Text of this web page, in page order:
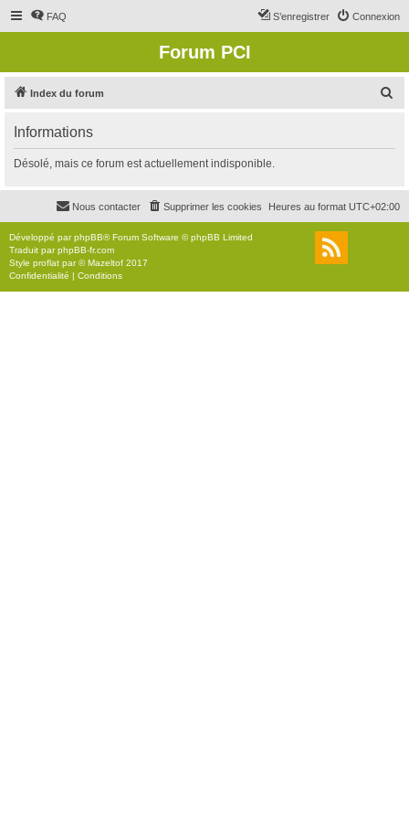
FAQ Connexion
S’enregistrer
Forum PCI
Index du forum
r
c
r
Informations
Désolé, mais ce forum est actuellement indisponible.
Heures au format UTC+02:00
Supprimer les cookies
Nous contacter
Développé parphpBB® Forum Software © phpBB Limited
Traduit parphpBB-fr.com
Style proflat par ©Mazeltof 2017
Confidentialité | Conditions